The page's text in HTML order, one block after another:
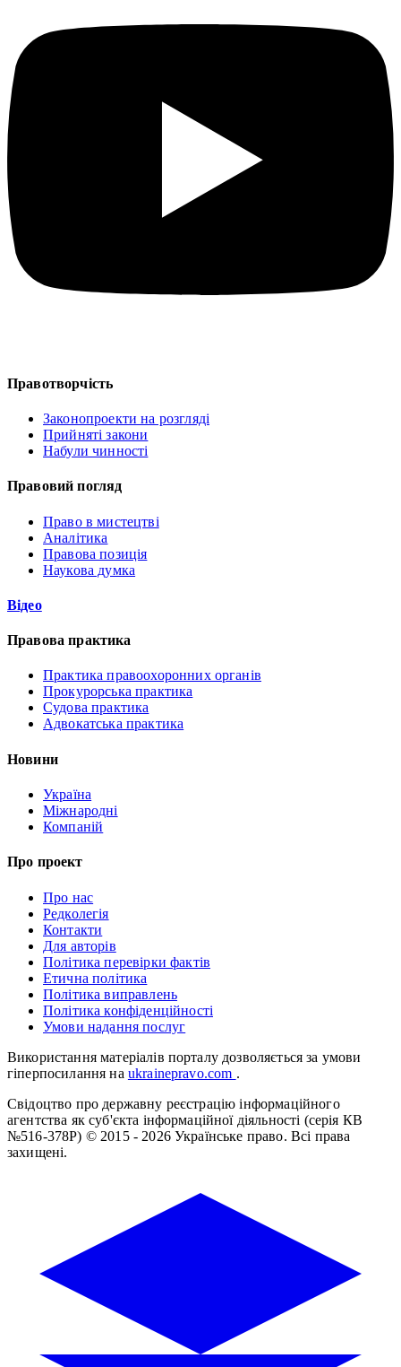
Правотворчість
Законопроекти на розгляді
Прийняті закони
Набули чинності
Правовий погляд
Право в мистецтві
Аналітика
Правова позиція
Наукова думка
Відео
Правова практика
Практика правоохоронних органів
Прокурорська практика
Судова практика
Адвокатська практика
Новини
Україна
Міжнародні
Компаній
Про проект
Про нас
Редколегія
Контакти
Для авторів
Політика перевірки фактів
Етична політика
Політика виправлень
Політика конфіденційності
Умови надання послуг
Використання матеріалів порталу дозволяється за умови
гіперпосилання на ukrainepravo.com .
Свідоцтво про державну реєстрацію інформаційного
агентства як суб'єкта інформаційної діяльності (серія КВ
№516-378Р) © 2015 - 2026 Українське право. Всі права
захищені.